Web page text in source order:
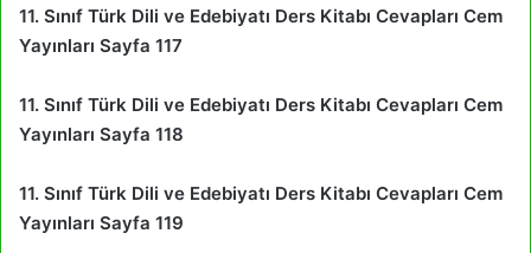
11. Sınıf Türk Dili ve Edebiyatı Ders Kitabı Cevapları Cem
Yayınları Sayfa 117
11. Sınıf Türk Dili ve Edebiyatı Ders Kitabı Cevapları Cem
Yayınları Sayfa 118
11. Sınıf Türk Dili ve Edebiyatı Ders Kitabı Cevapları Cem
Yayınları Sayfa 119